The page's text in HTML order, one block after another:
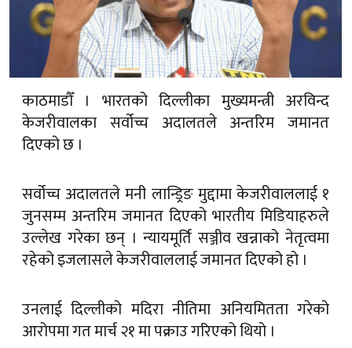
काठमाडौँ । भारतको दिल्लीका मुख्यमन्त्री अरविन्द
केजरीवालका सर्वोच्च अदालतले अन्तरिम जमानत
दिएको छ ।
सर्वोच्च अदालतले मनी लान्ड्रिङ मुद्दामा केजरीवाललाई १
जुनसम्म अन्तरिम जमानत दिएको भारतीय मिडियाहरुले
उल्लेख गरेका छन् । न्यायमूर्ति सञ्जीव खन्नाको नेतृत्वमा
रहेको इजलासले केजरीवाललाई जमानत दिएको हो ।
उनलाई दिल्लीको मदिरा नीतिमा अनियमितता गरेको
आरोपमा गत मार्च २१ मा पक्राउ गरिएको थियो ।